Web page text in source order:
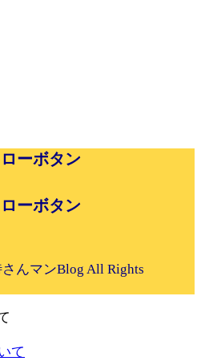
ーボタン
ーボタン
んマンBlog All Rights
て